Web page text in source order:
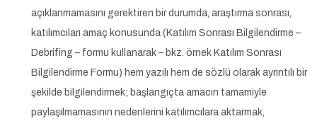
açıklanmamasını gerektiren bir durumda, araştırma sonrası,
katılımcıları amaç konusunda (Katılım Sonrası Bilgilendirme –
Debrifing – formu kullanarak – bkz. örnek Katılım Sonrası
Bilgilendirme Formu) hem yazılı hem de sözlü olarak ayrıntılı bir
şekilde bilgilendirmek; başlangıçta amacın tamamiyle
paylaşılmamasının nedenlerini katılımcılara aktarmak,